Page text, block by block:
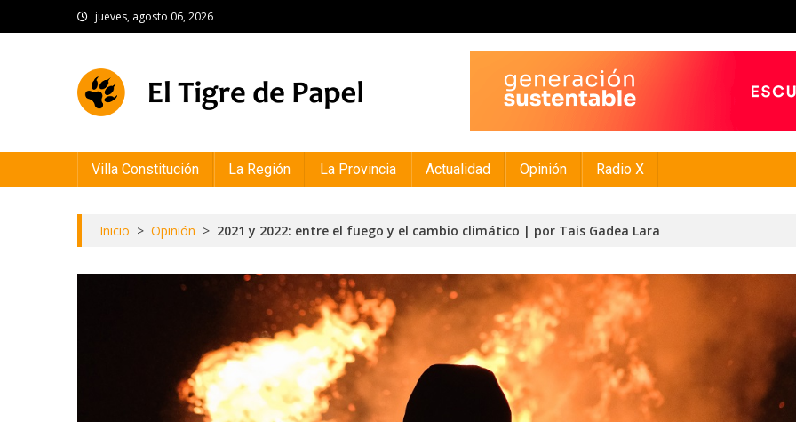
to
jueves, agosto 06, 2026
Villa Constitución La Región La Provincia Actualidad Opinión Radio X
Inicio > Opinión > 2021 y 2022: entre el fuego y el cambio climático | por Tais Gadea Lara